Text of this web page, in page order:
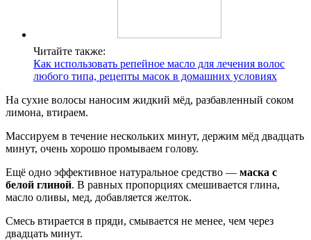
Читайте также:
Как использовать репейное масло для лечения волос
любого типа, рецепты масок в домашних условиях
На сухие волосы наносим жидкий мёд, разбавленный соком
лимона, втираем.
Массируем в течение нескольких минут, держим мёд двадцать
минут, очень хорошо промываем голову.
Ещё одно эффективное натуральное средство — маска с
белой глиной. В равных пропорциях смешивается глина,
масло оливы, мед, добавляется желток.
Смесь втирается в пряди, смывается не менее, чем через
двадцать минут.